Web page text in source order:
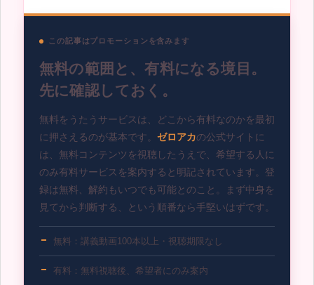
この記事はプロモーションを含みます
無料の範囲と、有料になる境目。
先に確認しておく。
無料をうたうサービスは、どこから有料なのかを最初
に押さえるのが基本です。 ゼロアカの公式サイトに
は、無料コンテンツを視聴したうえで、希望する人に
のみ有料サービスを案内すると明記されています。登
録は無料、解約もいつでも可能とのこと。まず中身を
見てから判断する、という順番なら手堅いはずです。
無料：講義動画100本以上・視聴期限なし
有料：無料視聴後、希望者にのみ案内